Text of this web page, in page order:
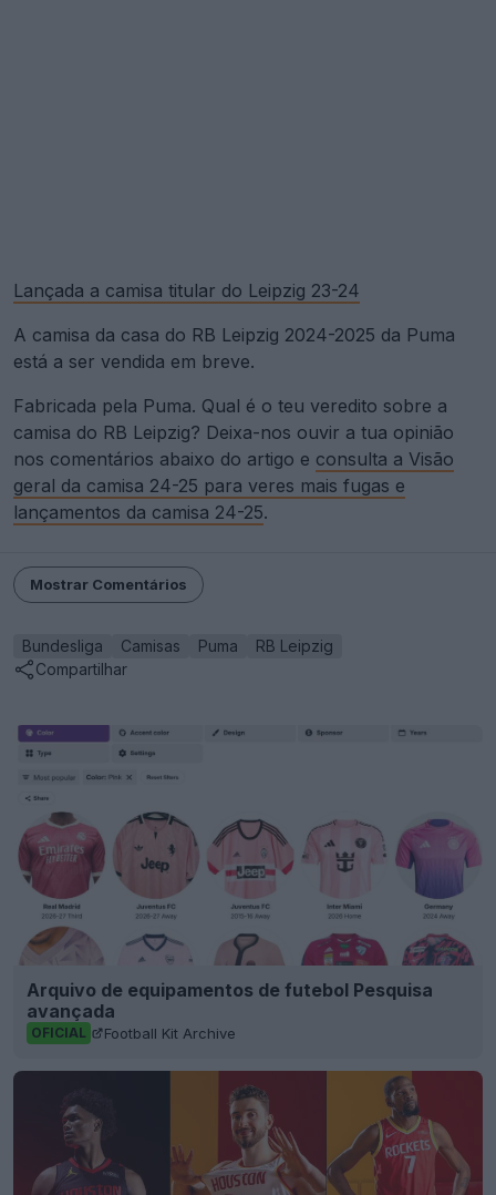
Lançada a camisa titular do Leipzig 23-24
A camisa da casa do RB Leipzig 2024-2025 da Puma
está a ser vendida em breve.
Fabricada pela Puma. Qual é o teu veredito sobre a
camisa do RB Leipzig? Deixa-nos ouvir a tua opinião
nos comentários abaixo do artigo e consulta a Visão
geral da camisa 24-25 para veres mais fugas e
lançamentos da camisa 24-25.
Mostrar Comentários
Bundesliga Camisas Puma
RB Leipzig
Compartilhar
Arquivo de equipamentos de futebol Pesquisa
avançada
OFICIAL Football Kit Archive